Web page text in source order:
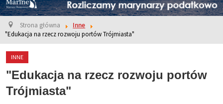
Strona główna
Inne
"Edukacja na rzecz rozwoju portów Trójmiasta"
INNE
"Edukacja na rzecz rozwoju portów
Trójmiasta"